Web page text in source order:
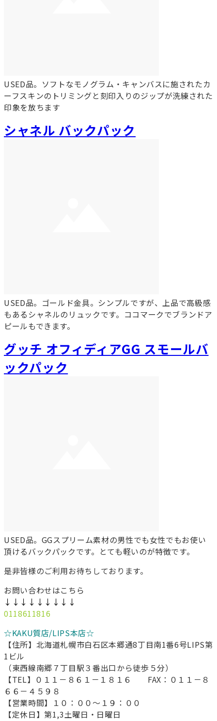
USED品。ソフトなモノグラム・キャンバスに施されたカ
ーフスキンのトリミングと刻印入りのジップが洗練された
印象を放ちます
シャネル バックパック
USED品。ゴールド金具。シンプルですが、上品で高級感
もあるシャネルのリュックです。ココマークでブランドア
ピールもできます。
グッチ オフィディアGG スモールバ
ックパック
USED品。GGスプリーム素材の男性でも女性でもお使い
頂けるバックパックです。とても軽いのが特徴です。
是非皆様のご利用お待ちしております。
お問い合わせはこちら
↓↓↓↓↓↓↓↓↓
0118611816
☆KAKU質店/LIPS本店☆
【住所】北海道札幌市白石区本郷通8丁目南1番6号LIPS第
1ビル
（東西線南郷７丁目駅３番出口から徒歩５分）
【TEL】０１１－８６１－１８１６ FAX：０１１－８
６６－４５９８
【営業時間】１０：００～１９：００
【定休日】第1,3土曜日・日曜日